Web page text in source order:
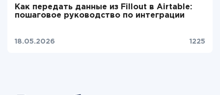
Как передать данные из Fillout в Airtable:
пошаговое руководство по интеграции
18.05.2026 1225